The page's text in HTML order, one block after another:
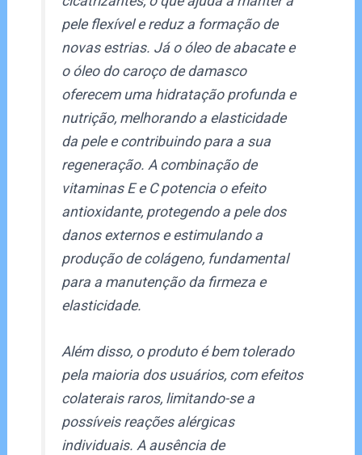
pele flexível e reduz a formação de
novas estrias. Já o óleo de abacate e
o óleo do caroço de damasco
oferecem uma hidratação profunda e
nutrição, melhorando a elasticidade
da pele e contribuindo para a sua
regeneração. A combinação de
vitaminas E e C potencia o efeito
antioxidante, protegendo a pele dos
danos externos e estimulando a
produção de colágeno, fundamental
para a manutenção da firmeza e
elasticidade.
Além disso, o produto é bem tolerado
pela maioria dos usuários, com efeitos
colaterais raros, limitando-se a
possíveis reações alérgicas
individuais. A ausência de